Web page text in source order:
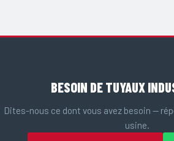
BESOIN DE TUYAUX
Dites-nous ce dont vous avez besoin —
usine.